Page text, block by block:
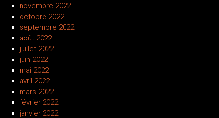
novembre 2022
octobre 2022
septembre 2022
août 2022
juillet 2022
juin 2022
mai 2022
avril 2022
mars 2022
février 2022
janvier 2022